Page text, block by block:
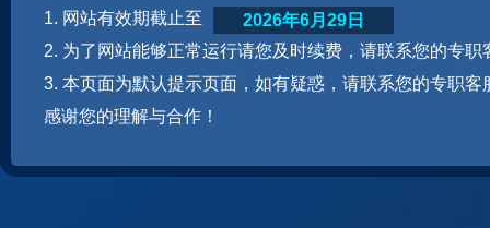
1. 网站有效期截止至
2. 为了网站能够正常运行请您及时续费，请联系您的专职
3. 本页面为默认提示页面，如有疑惑，请联系您的专职客
感谢您的理解与合作！
2026年6月29日